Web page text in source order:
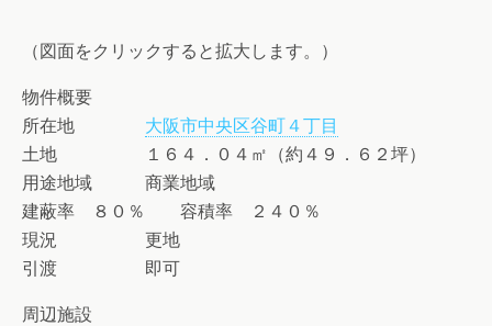
（図面をクリックすると拡大します。）
物件概要
所在地 大阪市中央区谷町４丁目
土地 １６４．０４㎡（約４９．６２坪）
用途地域 商業地域
建蔽率 ８０％ 容積率 ２４０％
現況 更地
引渡 即可
周辺施設